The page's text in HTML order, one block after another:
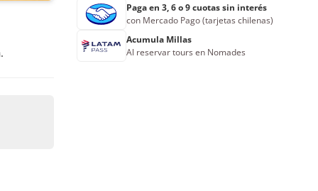
Paga en 3, 6 o 9 cuotas sin interés
con Mercado Pago (tarjetas chilenas)
Acumula Millas
Al reservar tours en Nomades